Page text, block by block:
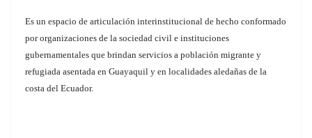
Es un espacio de articulación interinstitucional de hecho conformado
por organizaciones de la sociedad civil e instituciones
gubernamentales que brindan servicios a población migrante y
refugiada asentada en Guayaquil y en localidades aledañas de la
costa del Ecuador.